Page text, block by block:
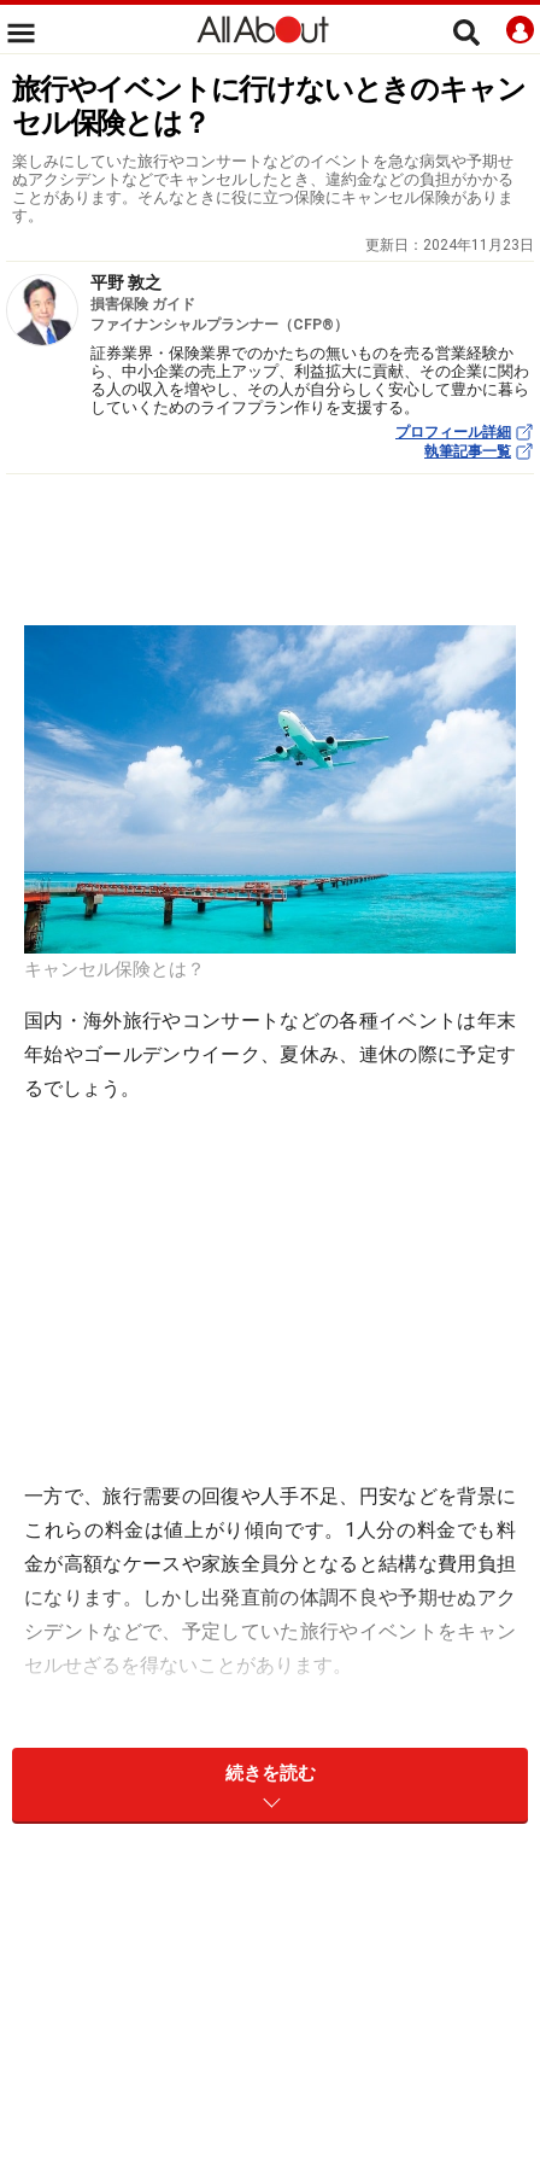
旅行やイベントに行けないときのキャン
セル保険とは？
楽しみにしていた旅行やコンサートなどのイベントを急な病気や予期せ
ぬアクシデントなどでキャンセルしたとき、違約金などの負担がかかる
ことがあります。そんなときに役に立つ保険にキャンセル保険がありま
す。
更新日： 2024年11月23日
平野 敦之
損害保険 ガイド
ファイナンシャルプランナー（CFP®）
証券業界・保険業界でのかたちの無いものを売る営業経験か
ら、中小企業の売上アップ、利益拡大に貢献、その企業に関わ
る人の収入を増やし、その人が自分らしく安心して豊かに暮ら
していくためのライフプラン作りを支援する。
プロフィール詳細
執筆記事一覧
キャンセル保険とは？
国内・海外旅行やコンサートなどの各種イベントは年末
年始やゴールデンウイーク、夏休み、連休の際に予定す
るでしょう。
一方で、旅行需要の回復や人手不足、円安などを背景に
これらの料金は値上がり傾向です。1人分の料金でも料
金が高額なケースや家族全員分となると結構な費用負担
になります。しかし出発直前の体調不良や予期せぬアク
シデントなどで、予定していた旅行やイベントをキャン
セルせざるを得ないことがあります。
が発生することがありますが、こんな場合のための補償
が「キャンセル保険」です。
続きを読む